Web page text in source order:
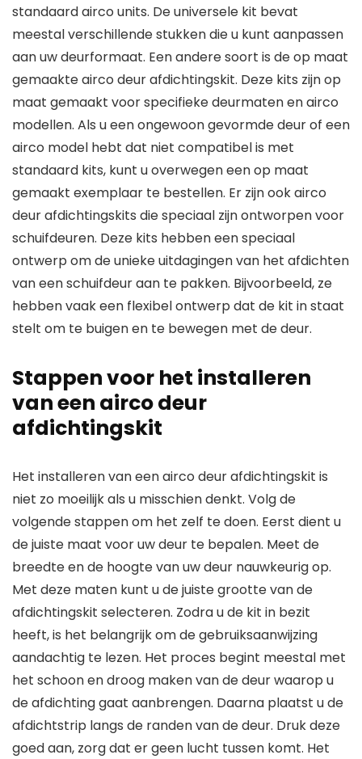
standaard airco units. De universele kit bevat
meestal verschillende stukken die u kunt aanpassen
aan uw deurformaat. Een andere soort is de op maat
gemaakte airco deur afdichtingskit. Deze kits zijn op
maat gemaakt voor specifieke deurmaten en airco
modellen. Als u een ongewoon gevormde deur of een
airco model hebt dat niet compatibel is met
standaard kits, kunt u overwegen een op maat
gemaakt exemplaar te bestellen. Er zijn ook airco
deur afdichtingskits die speciaal zijn ontworpen voor
schuifdeuren. Deze kits hebben een speciaal
ontwerp om de unieke uitdagingen van het afdichten
van een schuifdeur aan te pakken. Bijvoorbeeld, ze
hebben vaak een flexibel ontwerp dat de kit in staat
stelt om te buigen en te bewegen met de deur.
Stappen voor het installeren
van een airco deur
afdichtingskit
Het installeren van een airco deur afdichtingskit is
niet zo moeilijk als u misschien denkt. Volg de
volgende stappen om het zelf te doen. Eerst dient u
de juiste maat voor uw deur te bepalen. Meet de
breedte en de hoogte van uw deur nauwkeurig op.
Met deze maten kunt u de juiste grootte van de
afdichtingskit selecteren. Zodra u de kit in bezit
heeft, is het belangrijk om de gebruiksaanwijzing
aandachtig te lezen. Het proces begint meestal met
het schoon en droog maken van de deur waarop u
de afdichting gaat aanbrengen. Daarna plaatst u de
afdichtstrip langs de randen van de deur. Druk deze
goed aan, zorg dat er geen lucht tussen komt. Het